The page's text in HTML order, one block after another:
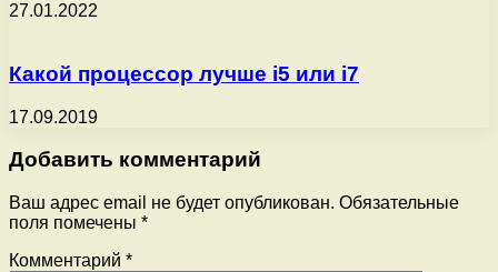
27.01.2022
Какой процессор лучше i5 или i7
17.09.2019
Добавить комментарий
Ваш адрес email не будет опубликован. Обязательные
поля помечены *
Комментарий *